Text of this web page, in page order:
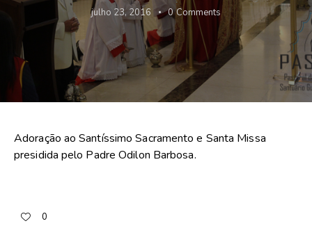
julho 23, 2016 0 Comments
Adoração ao Santíssimo Sacramento e Santa Missa
presidida pelo Padre Odilon Barbosa.
0